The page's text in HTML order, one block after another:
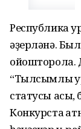
Республика
әҙерләнә.
ойошторола.
“Тылсымлы
статусы
Конкурста